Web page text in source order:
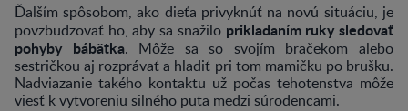
Ďalším spôsobom, ako dieťa privyknúť na novú situáciu, je
povzbudzovať ho, aby sa snažilo prikladaním ruky sledovať
pohyby bábätka. Môže sa so svojím bračekom alebo
sestričkou aj rozprávať a hladiť pri tom mamičku po brušku.
Nadviazanie takého kontaktu už počas tehotenstva môže
viesť k vytvoreniu silného puta medzi súrodencami.